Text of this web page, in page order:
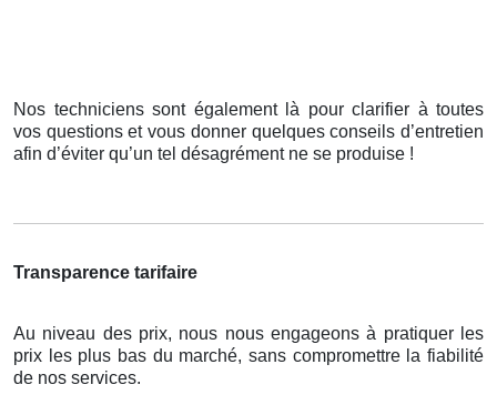
Nos techniciens sont également là pour clarifier à toutes
vos questions et vous donner quelques conseils d’entretien
afin d’éviter qu’un tel désagrément ne se produise !
Transparence tarifaire
Au niveau des prix, nous nous engageons à pratiquer les
prix les plus bas du marché, sans compromettre la fiabilité
de nos services.